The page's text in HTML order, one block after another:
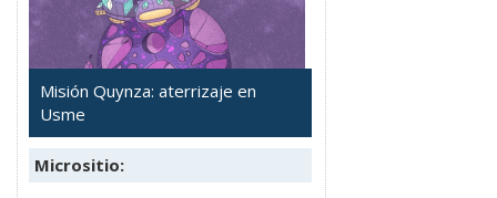
Misión Quynza: aterrizaje en
Usme
Micrositio: